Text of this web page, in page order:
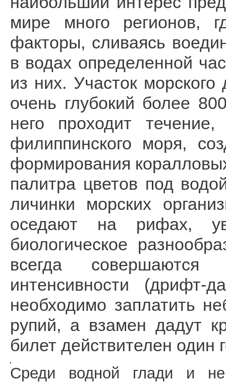
мире много регионов,
факторы, сливаясь
в водах определенной
из них. Участок
очень глубокий более
него проходит
филиппинского моря,
формирования
палитра цветов под
личинки морских
оседают на рифах,
биологическое
всегда
интенсивности
необходимо заплатить
рупий, а взамен дадут
билет действителен один
Среди водной глади и